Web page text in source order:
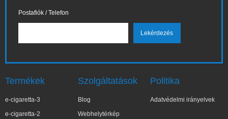
Postafiók / Telefon
Termékek
e-cigaretta-3
e-cigaretta-2
Szolgáltatások
Blog
Webhelytérkép
Politika
Adatvédelmi irányelvek